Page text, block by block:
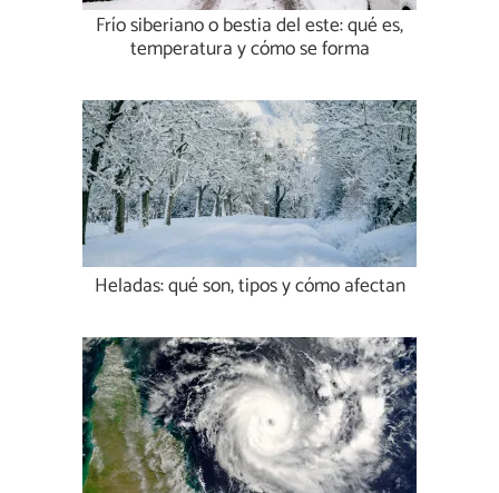
Frío siberiano o bestia del este: qué es,
temperatura y cómo se forma
Heladas: qué son, tipos y cómo afectan